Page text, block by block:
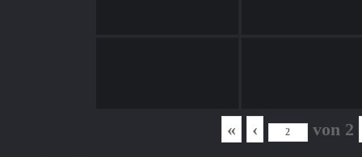
« ‹ von 2